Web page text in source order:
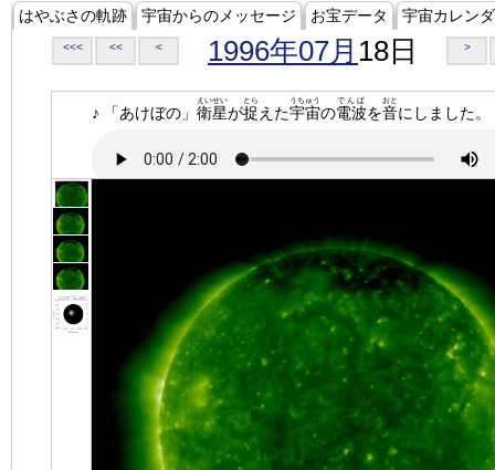
はやぶさの軌跡 宇宙からのメッセージ お宝データ 宇宙カレン
<<< << < 1996年07月 18日 >
♪ 「あけぼの」 衛星
えいせい
が捉
とら
えた宇宙
うちゅう
の電波
でんぱ
を音
おと
にしました。